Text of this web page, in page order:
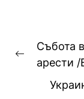
Previous
Събота
арести